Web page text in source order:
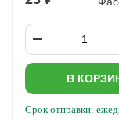
В
Срок отправки: